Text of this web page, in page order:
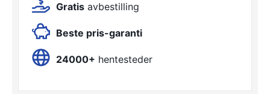
Gratis avbestilling
Beste pris-garanti
24000+ hentesteder